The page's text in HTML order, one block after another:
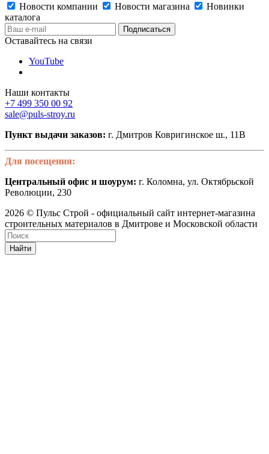
Новости компании
Новости магазина
Новинки
каталога
Оставайтесь на связи
YouTube
Наши контакты
+7 499 350 00 92
sale@puls-stroy.ru
Пункт выдачи заказов: г. Дмитров Ковригинское ш., 11В
Для посещения:
Центральный офис и шоурум: г. Коломна, ул. Октябрьской
Революции, 230
2026 © Пульс Строй - официальный сайт интернет-магазина
строительных материалов в Дмитрове и Московской области
Найти